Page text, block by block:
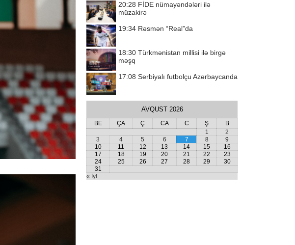
20:28 FİDE nümayəndələri ilə
müzakirə
19:34 Rəsmən “Real”da
18:30 Türkmənistan millisi ilə birgə
məşq
17:08 Serbiyalı futbolçu Azərbaycanda
AVQUST 2026
BE ÇA Ç CA C Ş
B
1
2
3
4 5 6 7 8
9
10
11 12 13 14 15
16
17
18 19 20 21 22
23
24
25 26 27 28 29
30
31
« İyl